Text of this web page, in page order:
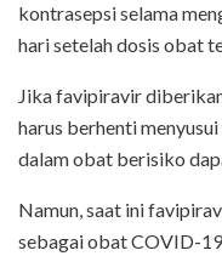
kontrasepsi selama
hari setelah dosis obat
Jika favipiravir
harus berhenti
dalam obat berisiko
Namun, saat ini
sebagai obat COVID-